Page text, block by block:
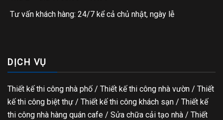
Tư vấn khách hàng: 24/7 kể cả chủ nhật, ngày lễ
DỊCH VỤ
Thiết kế thi công nhà phố / Thiết kế thi công nhà vườn / Thiết
kế thi công biệt thự / Thiết kế thi công khách sạn / Thiết kế
thi công nhà hàng quán cafe / Sửa chữa cải tạo nhà / Thiết